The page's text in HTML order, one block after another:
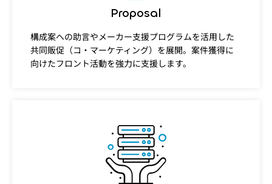
Proposal
構成案への助言やメーカー支援プログラムを活用した
共同販促（コ・マーケティング）を展開。案件獲得に
向けたフロント活動を強力に支援します。